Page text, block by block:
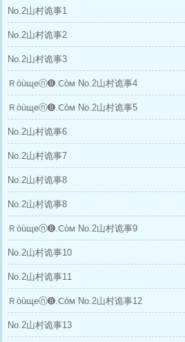
No.2山村诡事1
No.2山村诡事2
No.2山村诡事3
Ｒòùщеⓝ➑.Ⅽòм No.2山村诡事4
Ｒòùщеⓝ➑.Ⅽòм No.2山村诡事5
No.2山村诡事6
No.2山村诡事7
No.2山村诡事8
No.2山村诡事8
Ｒòùщеⓝ➑.Ⅽòм No.2山村诡事9
No.2山村诡事10
No.2山村诡事11
Ｒòùщеⓝ➑.Ⅽòм No.2山村诡事12
No.2山村诡事13